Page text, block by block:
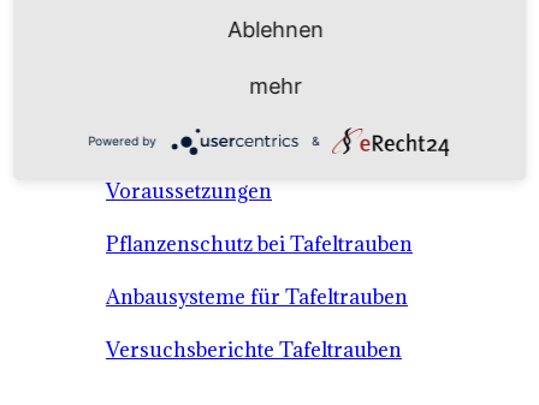
Anbausysteme & Recht
Voraussetzungen
Pflanzenschutz bei Tafeltrauben
Anbausysteme für Tafeltrauben
Versuchsberichte Tafeltrauben
Ablehnen
mehr
Powered by &